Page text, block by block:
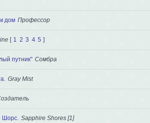
дом Профессор
[ 1 2 3 4 5 ]
путник" Сомбра
Gray Mist
Шорс. Sapphire Shores [1]